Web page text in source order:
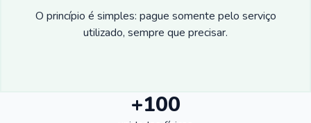
O princípio é simples: pague somente pelo serviço
utilizado, sempre que precisar.
+100